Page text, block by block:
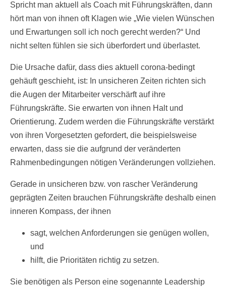
Spricht man aktuell als Coach mit Führungskräften, dann
hört man von ihnen oft Klagen wie „Wie vielen Wünschen
und Erwartungen soll ich noch gerecht werden?“ Und
nicht selten fühlen sie sich überfordert und überlastet.
Die Ursache dafür, dass dies aktuell corona-bedingt
gehäuft geschieht, ist: In unsicheren Zeiten richten sich
die Augen der Mitarbeiter verschärft auf ihre
Führungskräfte. Sie erwarten von ihnen Halt und
Orientierung. Zudem werden die Führungskräfte verstärkt
von ihren Vorgesetzten gefordert, die beispielsweise
erwarten, dass sie die aufgrund der veränderten
Rahmenbedingungen nötigen Veränderungen vollziehen.
Gerade in unsicheren bzw. von rascher Veränderung
geprägten Zeiten brauchen Führungskräfte deshalb einen
inneren Kompass, der ihnen
sagt, welchen Anforderungen sie genügen wollen,
und
hilft, die Prioritäten richtig zu setzen.
Sie benötigen als Person eine sogenannte Leadership